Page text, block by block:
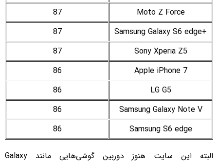
Moto Z Force
87
+Samsung Galaxy S6 edge
87
Sony Xperia Z5
87
Apple iPhone 7
86
LG G5
86
Samsung Galaxy Note V
86
Samsung S6 edge
86
البته این سایت هنوز دوربین گوشی‌هایی مانند Galaxy